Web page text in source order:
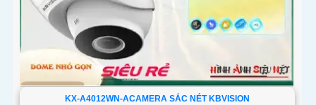
KX-A4012WN-ACAMERA SẮC NÉT KBVISION